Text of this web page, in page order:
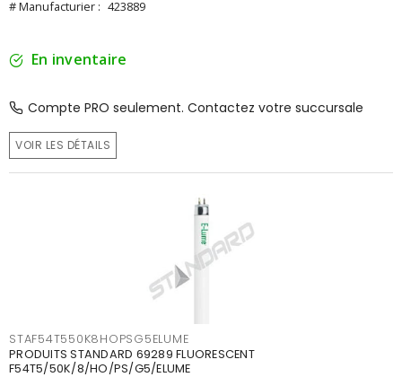
# Manufacturier : 423889
En inventaire
Compte PRO seulement. Contactez votre succursale
VOIR LES DÉTAILS
STAF54T550K8HOPSG5ELUME
PRODUITS STANDARD 69289 FLUORESCENT
F54T5/50K/8/HO/PS/G5/ELUME